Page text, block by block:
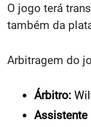
O jogo terá
também da
Arbitragem do
Árbitro:
Assistente